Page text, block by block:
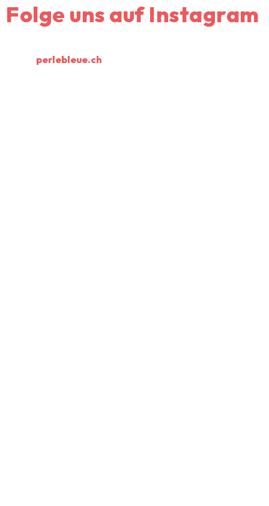
Folge uns auf Instagram
perlebleue.ch